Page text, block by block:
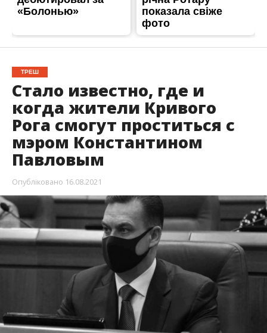
ТРЕШ
Стало известно, где и
когда жители Кривого
Рога смогут проститься с
мэром Константином
Павловым
Опубліковано 16.08.2021